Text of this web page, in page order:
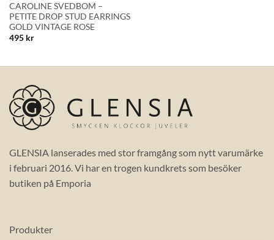
CAROLINE SVEDBOM –
PETITE DROP STUD EARRINGS
GOLD VINTAGE ROSE
495 kr
GLENSIA lanserades med stor framgång som nytt varumärke
i februari 2016. Vi har en trogen kundkrets som besöker
butiken på Emporia
Produkter